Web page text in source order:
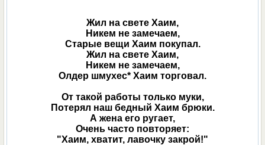
Жил на свете Хаим,
Никем не замечаем,
Старые вещи Хаим покупал.
Жил на свете Хаим,
Никем не замечаем,
Олдер шмухес* Хаим торговал.
От такой работы только муки,
Потерял наш бедный Хаим брюки.
А жена его ругает,
Очень часто повторяет:
"Хаим, хватит, лавочку закрой!"